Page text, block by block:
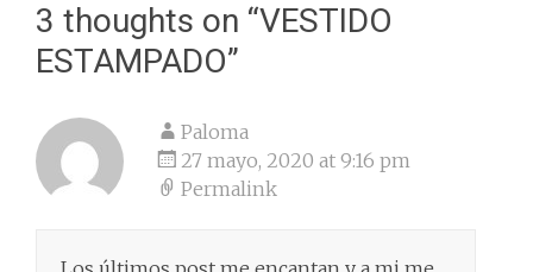
3 thoughts on “VESTIDO
ESTAMPADO”
Paloma
27 mayo, 2020 at 9:16 pm
Permalink